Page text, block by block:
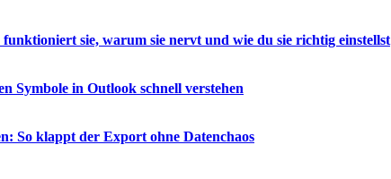
sie, warum sie nervt und wie du sie richtig einstellst
Symbole in Outlook schnell verstehen
So klappt der Export ohne Datenchaos